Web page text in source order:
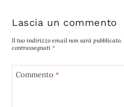
Lascia un commento
Il tuo indirizzo email non sarà pubblicato.
contrassegnati *
Commento *